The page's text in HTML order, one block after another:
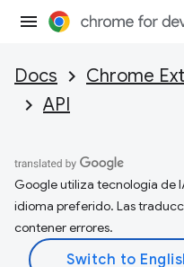
Docs Chrome
API
Google utiliza tecnología de
idioma preferido. Las
contener errores.